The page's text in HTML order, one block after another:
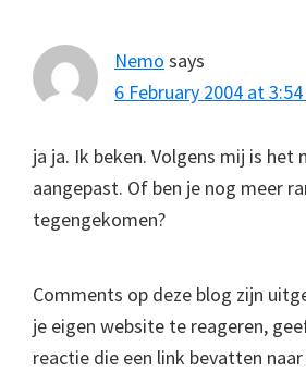
Nemo says
6 February 2004 at
ja ja. Ik beken. Volgens mij is het
aangepast. Of ben je nog meer
tegengekomen?
Comments op deze blog zijn
je eigen website te reageren,
reactie die een link bevatten